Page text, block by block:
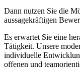
Dann nutzen Sie die
aussagekräftigen
Es erwartet Sie eine
Tätigkeit. Unsere
individuelle
offenen und